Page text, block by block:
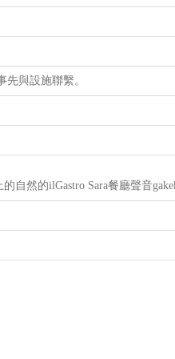
與設施聯繫。
然的ilGastro Sara餐廳聲音